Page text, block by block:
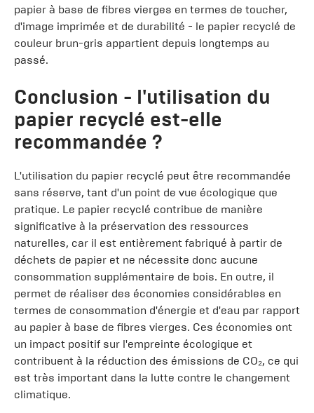
papier à base de fibres vierges en termes de toucher,
d'image imprimée et de durabilité - le papier recyclé de
couleur brun-gris appartient depuis longtemps au
passé.
Conclusion - l'utilisation du
papier recyclé est-elle
recommandée ?
L'utilisation du papier recyclé peut être recommandée
sans réserve, tant d'un point de vue écologique que
pratique. Le papier recyclé contribue de manière
significative à la préservation des ressources
naturelles, car il est entièrement fabriqué à partir de
déchets de papier et ne nécessite donc aucune
consommation supplémentaire de bois. En outre, il
permet de réaliser des économies considérables en
termes de consommation d'énergie et d'eau par rapport
au papier à base de fibres vierges. Ces économies ont
un impact positif sur l'empreinte écologique et
contribuent à la réduction des émissions de CO₂, ce qui
est très important dans la lutte contre le changement
climatique.